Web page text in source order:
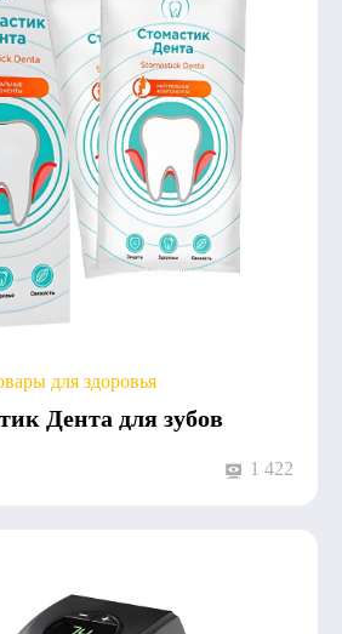
для здоровья
Дента для зубов
1 422